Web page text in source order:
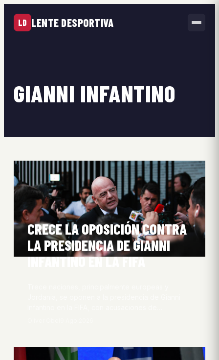
LD LENTE DESPORTIVA
GIANNI INFANTINO
CRECE LA OPOSICIÓN CONTRA
LA PRESIDENCIA DE GIANNI
INFANTINO EN LA FIFA